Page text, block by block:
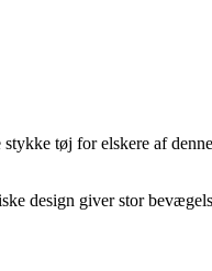
tøj for elskere af
design giver stor